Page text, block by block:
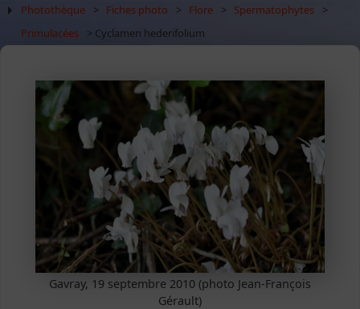
Photothèque > Fiches photo > Flore > Spermatophytes
>
Primulacées
> Cyclamen hederifolium
Gavray, 19 septembre 2010 (photo Jean-François
Gérault)